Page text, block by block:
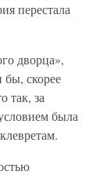
перестала
дворца»,
бы, скорее
так, за
была